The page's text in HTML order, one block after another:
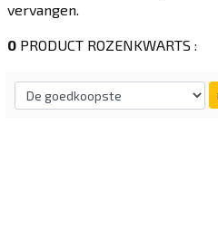
vervangen.
0 PRODUCT ROZENKWARTS :